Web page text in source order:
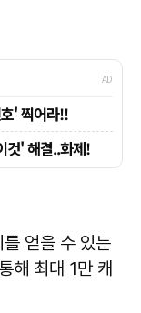
얻을 수 있는
해 최대 1만 캐